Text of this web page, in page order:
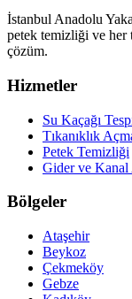
İstanbul Anadolu
petek temizliği ve her
çözüm.
Hizmetler
Su Kaçağı
Tıkanıklık
Petek Temizliği
Gider ve Kanal
Bölgeler
Ataşehir
Beykoz
Çekmeköy
Gebze